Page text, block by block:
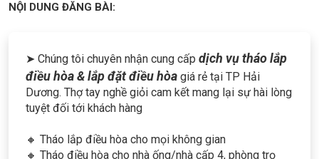
NỘI DUNG ĐĂNG BÀI:
➤ Chúng tôi chuyên nhận cung cấp dịch vụ tháo lắp
điều hòa & lắp đặt điều hòa giá rẻ tại TP Hải
Dương. Thợ tay nghề giỏi cam kết mang lại sự hài lòng
tuyệt đối tới khách hàng
🔸 Tháo lắp điều hòa cho mọi không gian
🔸 Tháo điều hòa cho nhà ống/nhà cấp 4, phòng trọ